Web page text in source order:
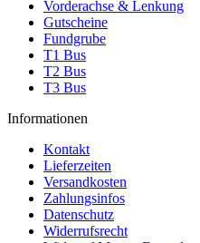
Vorderachse & Lenkung
Gutscheine
Fundgrube
T1 Bus
T2 Bus
T3 Bus
Informationen
Kontakt
Lieferzeiten
Versandkosten
Zahlungsinfos
Datenschutz
Widerrufsrecht